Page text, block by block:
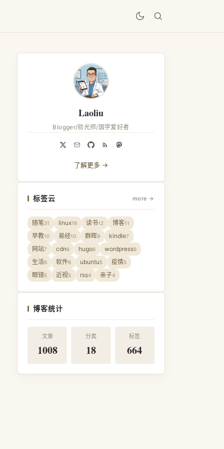
Laoliu
Blogger/验光师/国学爱好者
了解更多 →
标签云 more →
随笔31 linux16 读书12 博客11
早教10 易经10 群晖9 kindle7
网站7 cdn6 hugo6 wordpress6
生活6 软件6 ubuntu5 疫情5
眼镜5 近视5 rss4 亲子4
博客统计
文章
1008
分类
18
标签
664